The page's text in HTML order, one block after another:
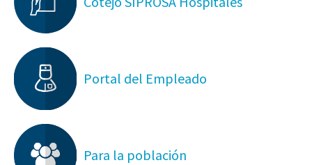
Portal del Empleado
Para la población